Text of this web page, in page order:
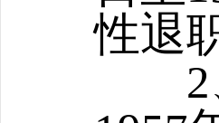
性退
2、